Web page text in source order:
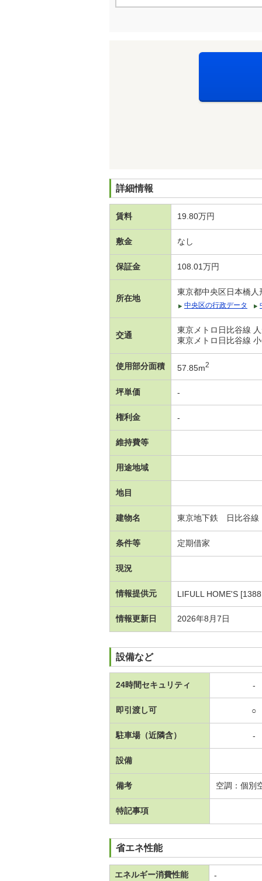
詳細情報
賃料 19.80万円
敷金 なし
保証金 108.01万円
所在地
東京都中央区日本橋人
中央区の行政データ
交通
東京メトロ日比谷線
東京メトロ日比谷線
使用部分面積 57.85m2
坪単価 -
権利金 -
維持費等
用途地域
地目
建物名 東京地下鉄 日比谷
条件等 定期借家
現況
情報提供元 LIFULL HOME'S
情報更新日 2026年8月7日
設備など
24時間セキュリティ -
即引渡し可 ○
駐車場（近隣含） -
設備
備考 空調：個別
特記事項
省エネ性能
エネルギー消費性能 -